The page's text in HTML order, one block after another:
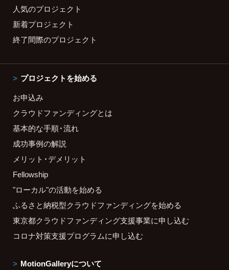
人気のプロジェクト
新着プロジェクト
終了間際のプロジェクト
プロジェクトを始める
お申込み
クラウドファンディングとは
基本的な手順・流れ
成功事例の解説
メリット・デメリット
Fellowship
"ローカル"の活動を始める
ふるさと納税型クラウドファンディングを始める
東京都クラウドファンディング支援事業に申し込む
コロナ対策支援プログラムに申し込む
MotionGalleryについて